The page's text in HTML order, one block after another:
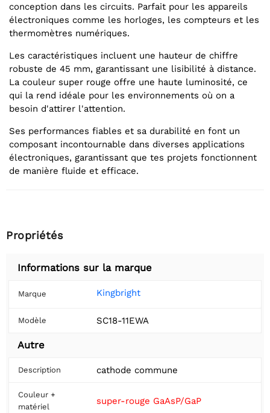
conception dans les circuits. Parfait pour les appareils
électroniques comme les horloges, les compteurs et les
thermomètres numériques.
Les caractéristiques incluent une hauteur de chiffre
robuste de 45 mm, garantissant une lisibilité à distance.
La couleur super rouge offre une haute luminosité, ce
qui la rend idéale pour les environnements où on a
besoin d'attirer l'attention.
Ses performances fiables et sa durabilité en font un
composant incontournable dans diverses applications
électroniques, garantissant que tes projets fonctionnent
de manière fluide et efficace.
Propriétés
Informations sur la marque
Marque Kingbright
Modèle SC18-11EWA
Autre
Description cathode commune
Couleur +
matériel
super-rouge GaAsP/GaP